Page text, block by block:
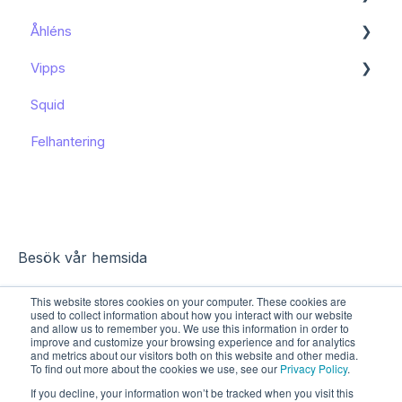
This website stores cookies on your computer. These cookies are
used to collect information about how you interact with our website
and allow us to remember you. We use this information in order to
improve and customize your browsing experience and for analytics
and metrics about our visitors both on this website and other media.
To find out more about the cookies we use, see our Privacy Policy.
If you decline, your information won’t be tracked when you visit this
Kom igång
Åhléns
Kom igång
Funktioner och användning
Kända begränsningar
Vipps
Funktioner och användning
Squid
Felhantering
Besök vår hemsida